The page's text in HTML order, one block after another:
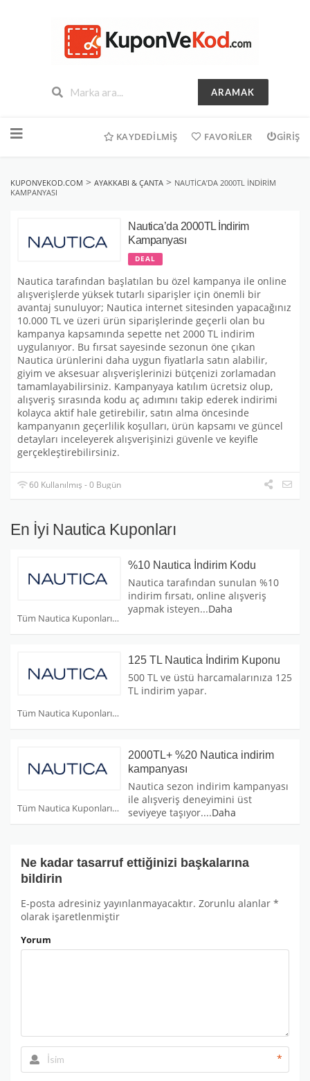
ARAMAK
geç
KAYDEDILMIŞ FAVORILER GIRIŞ
KUPONVEKOD.COM > AYAKKABI & ÇANTA > NAUTICA’DA 2000TL İNDIRIM
KAMPANYASI
Nautica’da 2000TL İndirim
Kampanyası
DEAL
Nautica tarafından başlatılan bu özel kampanya ile online
alışverişlerde yüksek tutarlı siparişler için önemli bir
avantaj sunuluyor; Nautica internet sitesinden yapacağınız
10.000 TL ve üzeri ürün siparişlerinde geçerli olan bu
kampanya kapsamında sepette net 2000 TL indirim
uygulanıyor. Bu fırsat sayesinde sezonun öne çıkan
Nautica ürünlerini daha uygun fiyatlarla satın alabilir,
giyim ve aksesuar alışverişlerinizi bütçenizi zorlamadan
tamamlayabilirsiniz. Kampanyaya katılım ücretsiz olup,
alışveriş sırasında kodu aç adımını takip ederek indirimi
kolayca aktif hale getirebilir, satın alma öncesinde
kampanyanın geçerlilik koşulları, ürün kapsamı ve güncel
detayları inceleyerek alışverişinizi güvenle ve keyifle
gerçekleştirebilirsiniz.
60 Kullanılmış - 0 Bugün
En İyi Nautica Kuponları
Tüm Nautica Kuponları
%10 Nautica İndirim Kodu
Nautica tarafından sunulan %10
indirim fırsatı, online alışveriş
yapmak isteyen...Daha
Tüm Nautica Kuponları
125 TL Nautica İndirim Kuponu
500 TL ve üstü harcamalarınıza 125
TL indirim yapar.
Tüm Nautica Kuponları
2000TL+ %20 Nautica indirim
kampanyası
Nautica sezon indirim kampanyası
ile alışveriş deneyimini üst
seviyeye taşıyor....Daha
Ne kadar tasarruf ettiğinizi başkalarına
bildirin
E-posta adresiniz yayınlanmayacaktır. Zorunlu alanlar *
olarak işaretlenmiştir
Yorum
*